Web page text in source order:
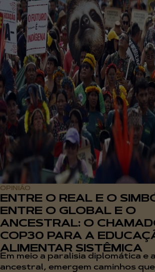
OPINIÃO
ENTRE O REAL E O
ENTRE O GLOBAL E O
ANCESTRAL: O
COP30 PARA A
ALIMENTAR SISTÊMICA
Em meio a paralisia diplomática e
ancestral, emergem caminhos